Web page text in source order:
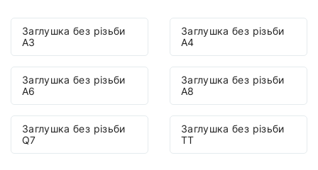
Заглушка без різьби
A3
Заглушка без різьби
A4
Заглушка без різьби
A6
Заглушка без різьби
A8
Заглушка без різьби
Q7
Заглушка без різьби
TT